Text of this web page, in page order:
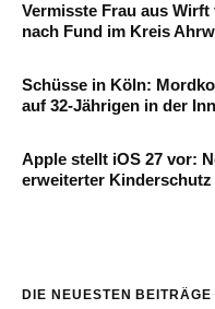
Vermisste Frau aus
nach Fund im Kreis
Schüsse in Köln:
auf 32-Jährigen in der
Apple stellt iOS 27 vor:
erweiterter Kinderschutz
DIE NEUESTEN BEITRÄGE